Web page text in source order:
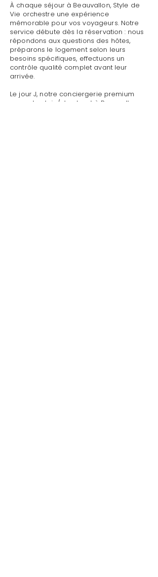
À chaque séjour à Beauvallon, Style de
Vie orchestre une expérience
mémorable pour vos voyageurs. Notre
service débute dès la réservation : nous
répondons aux questions des hôtes,
préparons le logement selon leurs
besoins spécifiques, effectuons un
contrôle qualité complet avant leur
arrivée.
Le jour J, notre conciergerie premium
avec check-in/check out à Beauvallon